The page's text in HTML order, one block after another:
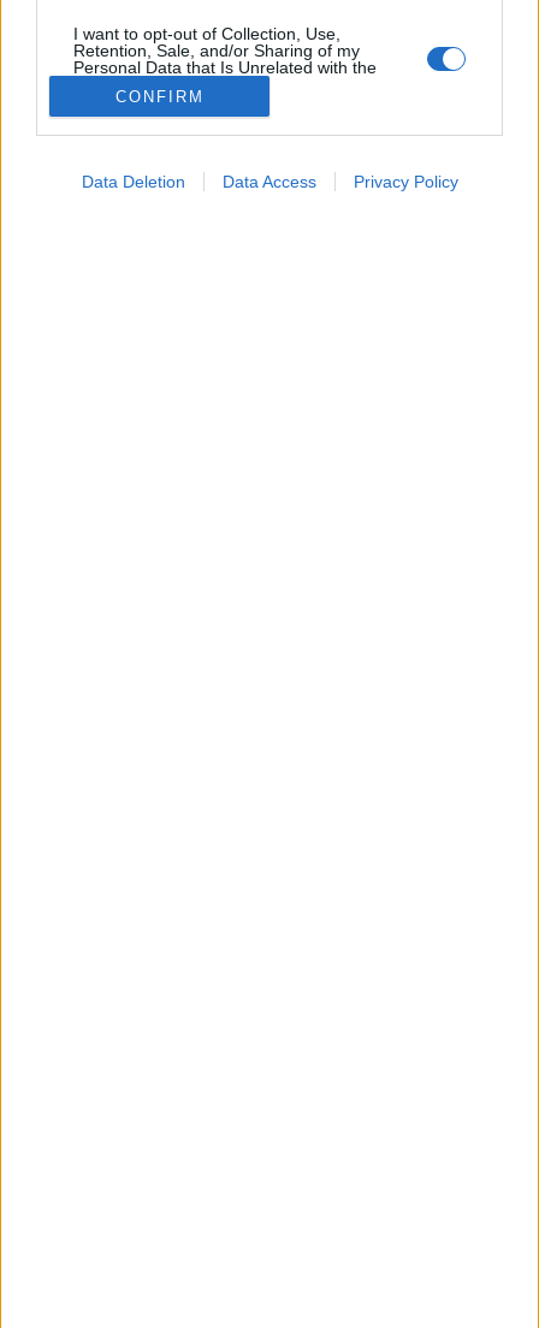
I want to opt-out of Collection, Use,
Retention, Sale, and/or Sharing of my
Personal Data that Is Unrelated with the
Purposes for which it was collected.
Opted Out
CONFIRM
Data Deletion Data Access Privacy Policy